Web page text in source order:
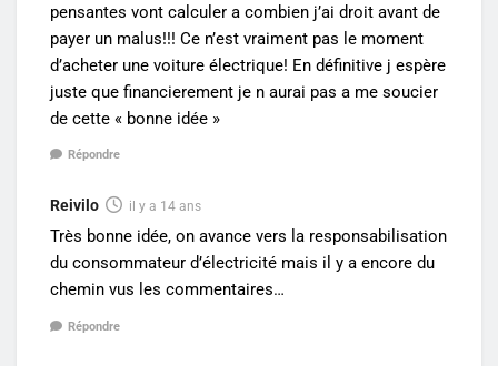
pensantes vont calculer a combien j’ai droit avant de
payer un malus!!! Ce n’est vraiment pas le moment
d’acheter une voiture électrique! En définitive j espère
juste que financierement je n aurai pas a me soucier
de cette « bonne idée »
Répondre
Reivilo il y a 14 ans
Très bonne idée, on avance vers la responsabilisation
du consommateur d’électricité mais il y a encore du
chemin vus les commentaires…
Répondre